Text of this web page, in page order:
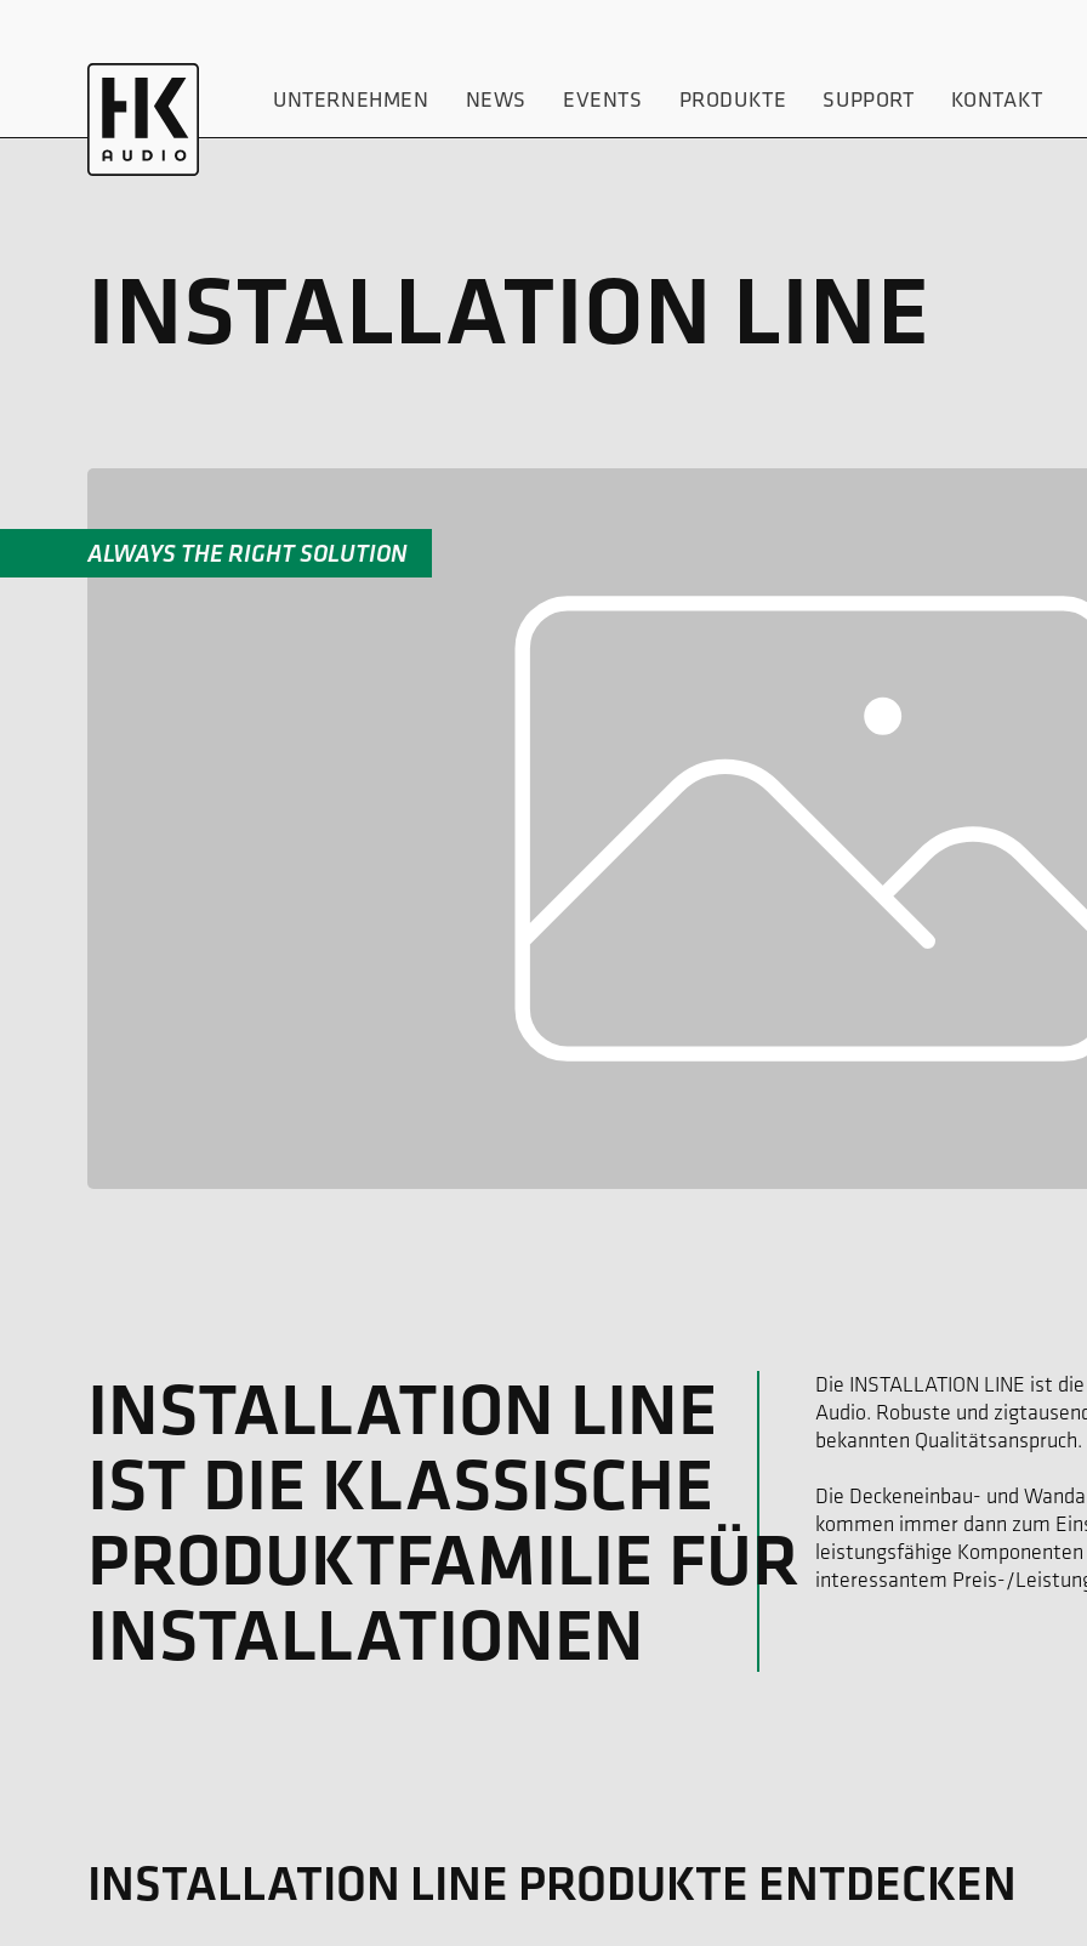
UNTERNEHMEN NEWS EVENTS PRODUKTE SUPPORT KONTAKT
INSTALLATION LINE
ALWAYS THE RIGHT SOLUTION
INSTALLATION LINE
IST DIE KLASSISCHE
PRODUKTFAMILIE FÜR
INSTALLATIONEN
Die INSTALLATION LINE ist
Audio. Robuste und
bekannten Qualitätsanspruch.
Die Deckeneinbau- und
kommen immer dann zum
leistungsfähige
interessantem Preis-/
INSTALLATION LINE PRODUKTE ENTDECKEN